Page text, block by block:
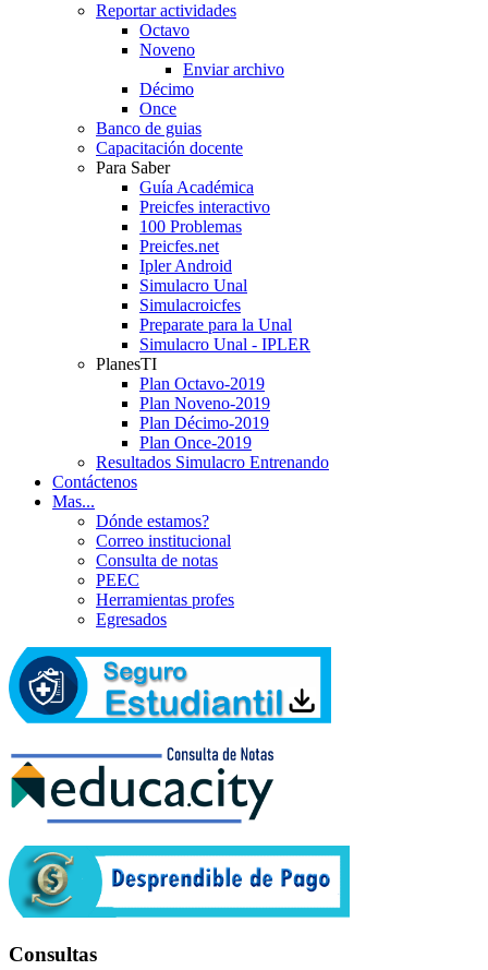
Reportar actividades
Octavo
Noveno
Enviar archivo
Décimo
Once
Banco de guias
Capacitación docente
Para Saber
Guía Académica
Preicfes interactivo
100 Problemas
Preicfes.net
Ipler Android
Simulacro Unal
Simulacroicfes
Preparate para la Unal
Simulacro Unal - IPLER
PlanesTI
Plan Octavo-2019
Plan Noveno-2019
Plan Décimo-2019
Plan Once-2019
Resultados Simulacro Entrenando
Contáctenos
Mas...
Dónde estamos?
Correo institucional
Consulta de notas
PEEC
Herramientas profes
Egresados
Consultas